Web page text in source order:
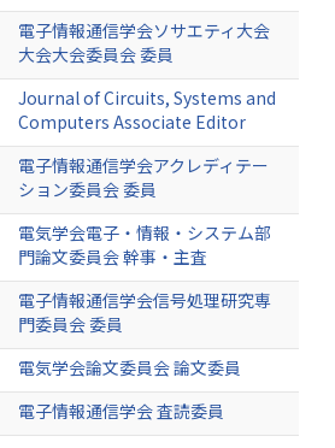
電子情報通信学会ソサエティ大会
大会大会委員会 委員
Journal of Circuits, Systems and
Computers Associate Editor
電子情報通信学会アクレディテー
ション委員会 委員
電気学会電子・情報・システム部
門論文委員会 幹事・主査
電子情報通信学会信号処理研究専
門委員会 委員
電気学会論文委員会 論文委員
電子情報通信学会 査読委員